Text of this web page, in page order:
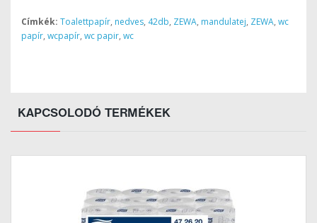
Címkék: Toalettpapír, nedves, 42db, ZEWA, mandulatej, ZEWA, wc
papír, wcpapír, wc papir, wc
KAPCSOLODÓ TERMÉKEK